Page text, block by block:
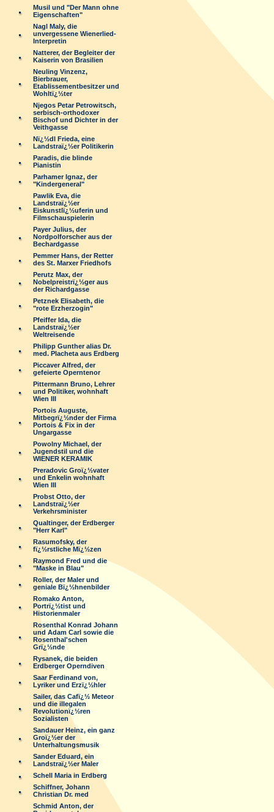
Musil und "Der Mann ohne
Eigenschaften"
Nagl Maly, die
unvergessene Wienerlied-
Interpretin
Natterer, der Begleiter der
Kaiserin von Brasilien
Neuling Vinzenz,
Bierbrauer,
Etablissementbesitzer und
Wohltï¿½ter
Njegos Petar Petrowitsch,
serbisch-orthodoxer
Bischof und Dichter in der
Veithgasse
Nï¿½dl Frieda, eine
Landstraï¿½er Politikerin
Paradis, die blinde
Pianistin
Parhamer Ignaz, der
"Kindergeneral"
Pawlik Eva, die
Landstraï¿½er
Eiskunstlï¿½uferin und
Filmschauspielerin
Payer Julius, der
Nordpolforscher aus der
Bechardgasse
Pemmer Hans, der Retter
des St. Marxer Friedhofs
Perutz Max, der
Nobelpreistrï¿½ger aus
der Richardgasse
Petznek Elisabeth, die
"rote Erzherzogin"
Pfeiffer Ida, die
Landstraï¿½er
Weltreisende
Philipp Gunther alias Dr.
med. Placheta aus Erdberg
Piccaver Alfred, der
gefeierte Operntenor
Pittermann Bruno, Lehrer
und Politiker, wohnhaft
Wien III
Portois Auguste,
Mitbegrï¿½nder der Firma
Portois & Fix in der
Ungargasse
Powolny Michael, der
Jugendstil und die
WIENER KERAMIK
Preradovic Groï¿½vater
und Enkelin wohnhaft
Wien III
Probst Otto, der
Landstraï¿½er
Verkehrsminister
Qualtinger, der Erdberger
"Herr Karl"
Rasumofsky, der
fï¿½rstliche Mï¿½zen
Raymond Fred und die
"Maske in Blau"
Roller, der Maler und
geniale Bï¿½hnenbilder
Romako Anton,
Portrï¿½tist und
Historienmaler
Rosenthal Konrad Johann
und Adam Carl sowie die
Rosenthal'schen
Grï¿½nde
Rysanek, die beiden
Erdberger Operndiven
Saar Ferdinand von,
Lyriker und Erzï¿½hler
Sailer, das Cafï¿½ Meteor
und die illegalen
Revolutionï¿½ren
Sozialisten
Sandauer Heinz, ein ganz
Groï¿½er der
Unterhaltungsmusik
Sander Eduard, ein
Landstraï¿½er Maler
Schell Maria in Erdberg
Schiffner, Johann
Christian Dr. med
Schmid Anton, der